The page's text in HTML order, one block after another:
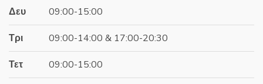
Δευ 09:00-15:00
Τρι 09:00-14:00 & 17:00-20:30
Τετ 09:00-15:00